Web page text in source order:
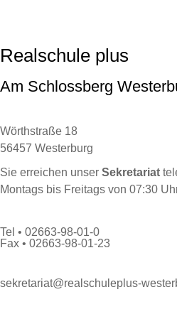
Realschule plus
Am Schlossberg
Wörthstraße 18
56457 Westerburg
Sie erreichen unser Sekretariat
Montags bis Freitags von 07:30
Tel • 02663-98-01-0
Fax • 02663-98-01-23
sekretariat@realschuleplus-